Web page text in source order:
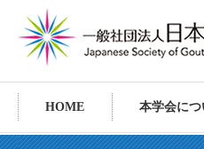
HOME 本学会につ